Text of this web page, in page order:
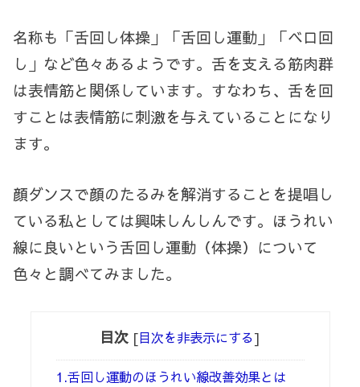
名称も「舌回し体操」「舌回し運動」「ベロ回
し」など色々あるようです。舌を支える筋肉群
は表情筋と関係しています。すなわち、舌を回
すことは表情筋に刺激を与えていることになり
ます。
顔ダンスで顔のたるみを解消することを提唱し
ている私としては興味しんしんです。ほうれい
線に良いという舌回し運動（体操）について
色々と調べてみました。
目次 [目次を非表示にする]
1.舌回し運動のほうれい線改善効果とは